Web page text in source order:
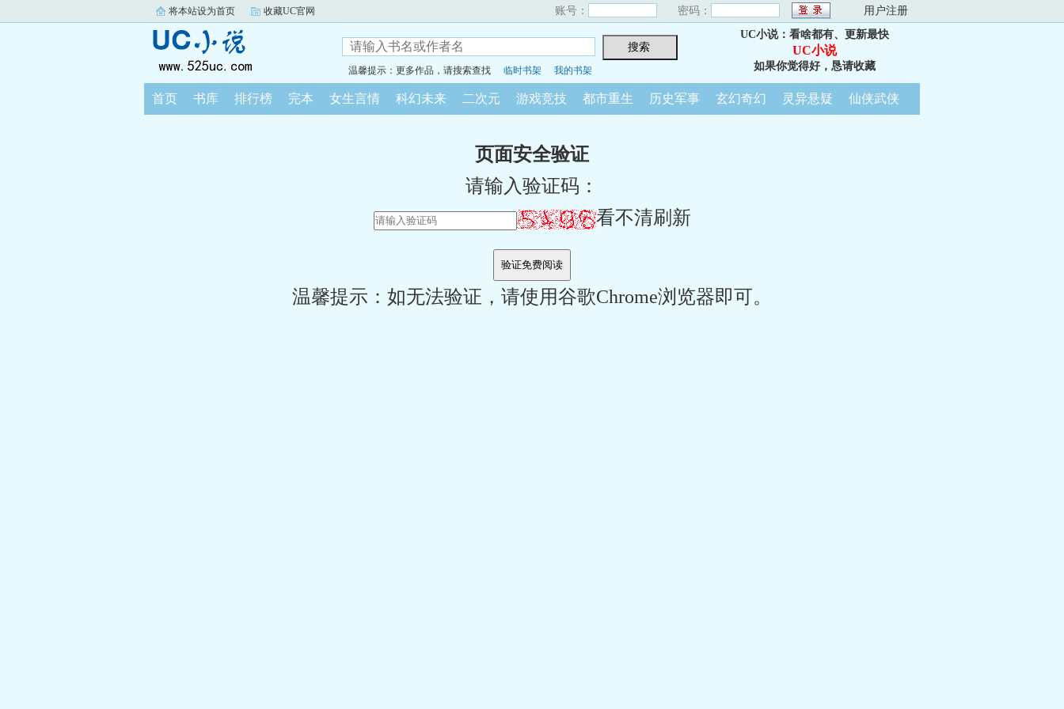
将本站设为首页 收藏UC官网 账号： 密码： 用户注册
温馨提示：更多作品，请搜索查找 临时书架 我的书架
UC小说：看啥都有、更新最快
UC小说
如果你觉得好，恳请收藏
首页 书库 排行榜 完本 女生言情 科幻未来 二次元 游戏竞技 都市重生 历史军事 玄幻奇幻 灵异悬疑 仙侠武侠
页面安全验证
请输入验证码：
看不清刷新
温馨提示：如无法验证，请使用谷歌Chrome浏览器即可。